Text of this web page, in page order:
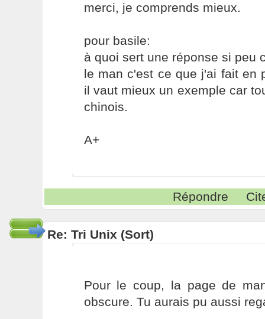
merci, je comprends mieux.
pour basile:
à quoi sert une réponse si peu
le man c'est ce que j'ai fait en
il vaut mieux un exemple car
chinois.
A+
Répondre
Re: Tri Unix (Sort)
Pour le coup, la page de
obscure. Tu aurais pu aussi